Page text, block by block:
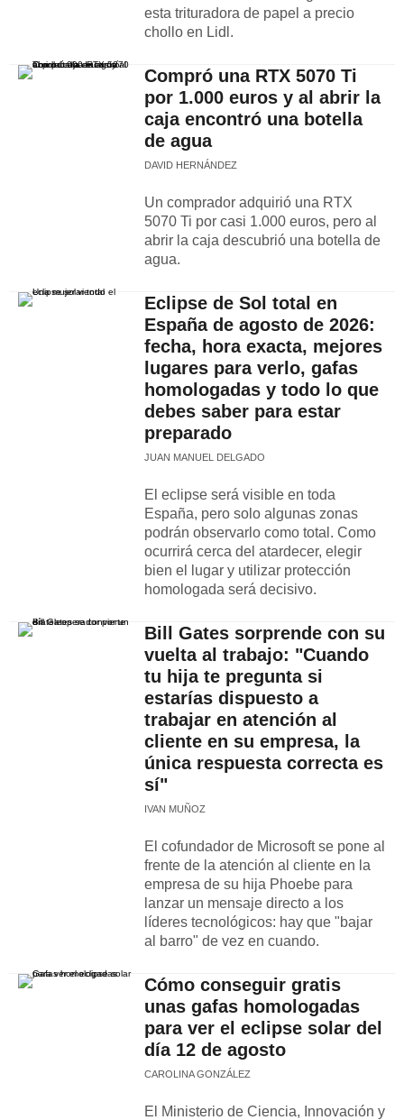
esta trituradora de papel a precio
chollo en Lidl.
Compró una RTX 5070 Ti
por 1.000 euros y al abrir la
caja encontró una botella
de agua
DAVID HERNÁNDEZ
Un comprador adquirió una RTX
5070 Ti por casi 1.000 euros, pero al
abrir la caja descubrió una botella de
agua.
Eclipse de Sol total en
España de agosto de 2026:
fecha, hora exacta, mejores
lugares para verlo, gafas
homologadas y todo lo que
debes saber para estar
preparado
JUAN MANUEL DELGADO
El eclipse será visible en toda
España, pero solo algunas zonas
podrán observarlo como total. Como
ocurrirá cerca del atardecer, elegir
bien el lugar y utilizar protección
homologada será decisivo.
Bill Gates sorprende con su
vuelta al trabajo: "Cuando
tu hija te pregunta si
estarías dispuesto a
trabajar en atención al
cliente en su empresa, la
única respuesta correcta es
sí"
IVAN MUÑOZ
El cofundador de Microsoft se pone al
frente de la atención al cliente en la
empresa de su hija Phoebe para
lanzar un mensaje directo a los
líderes tecnológicos: hay que "bajar
al barro" de vez en cuando.
Cómo conseguir gratis
unas gafas homologadas
para ver el eclipse solar del
día 12 de agosto
CAROLINA GONZÁLEZ
El Ministerio de Ciencia, Innovación y